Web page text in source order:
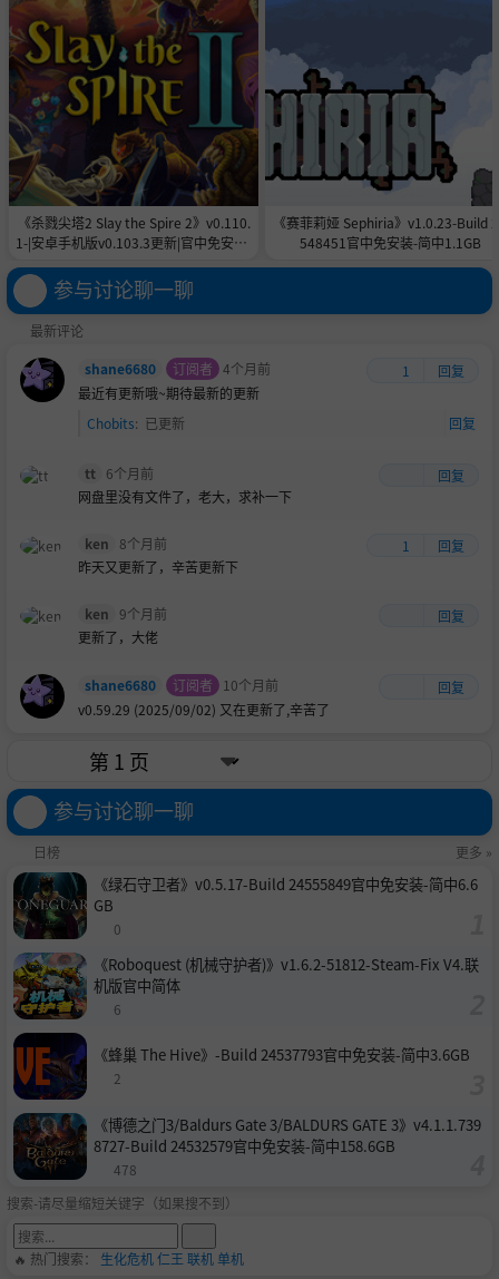
结义或结婚，与配偶进行房事便有机会诞下子嗣。
社交兴趣与话题：每个季度与武将执行的社交次数一般受
到对方对玩家的社交兴趣所限制，关系等级越高，每个季
度提高的社交兴趣值越多。通过送对方喜欢的礼物提高社
交兴趣，是快速提高关系的好方法。此外，游戏中可以获
得各种话题，将这些话题与其他武将分享时，可以提高心
情，增进双方关系，并获得一些六维经验。
丰富多结局的历史剧情
经典战役重现 ：游戏重现了三国历史中的诸多经典战役和
事件，如官渡之战、赤壁之战等，玩家可以扮演曹操等传
奇历史人物，或以曹操麾下武将的身份，以第一视角沉浸
式感受战火纷飞的残酷惨烈，领略英雄豪杰的壮志豪情。
改变历史走向：玩家也可以依靠卓越的统兵才能，逆转历
史，如帮袁绍打赢官渡之战，或在夷陵之战中使刘备方反
败为胜，剿灭东吴。或在剧情中救下那些本该战死的武
将，将他们变成自己的家庭成员。比如在吕庄就说服陈宫
成为家将，或者在连环计之中直接把貂蝉拐跑等等。而在
轶事当中，则可以通过完成各种剧情，使各路英雄豪杰或
美女佳人成为你的家将。比如在孙策麾下时，就可以在迎
娶大小乔的剧情中把周瑜顶掉，自己去娶小乔，甚至是把
孙策也踹开，直接把大小乔全娶回来，实现曹老板想干都
没干成的事儿。
《杀戮尖塔2 Slay the Spire 2》v0.110.
1-|安卓手机版v0.103.3更新|官中免安装-
简中|付旧版合集5.6GB
《赛菲莉娅 Sephiria》v1.0.23-Build
548451官中免安装-简中1.1GB
参与讨论聊一聊
最新评论
shane6680
订阅者 4个月前 1
回复
最近有更新哦~期待最新的更新
Chobits: 已更新 回复
tt 6个月前
回复
网盘里没有文件了，老大，求补一下
ken 8个月前 1
回复
昨天又更新了，辛苦更新下
ken 9个月前
回复
更新了，大佬
shane6680 订阅者 10个月前
回复
v0.59.29 (2025/09/02) 又在更新了,辛苦了
参与讨论聊一聊
日榜 更多 »
《绿石守卫者》v0.5.17-Build 24555849官中免安装-简中6.6
GB
0
《Roboquest (机械守护者)》v1.6.2-51812-Steam-Fix V4.联
机版官中简体
6
《蜂巢 The Hive》-Build 24537793官中免安装-简中3.6GB
2
《博德之门3/Baldurs Gate 3/BALDURS GATE 3》v4.1.1.739
8727-Build 24532579官中免安装-简中158.6GB
478
搜索-请尽量缩短关键字（如果搜不到）
🔥 热门搜索： 生化危机仁王联机单机